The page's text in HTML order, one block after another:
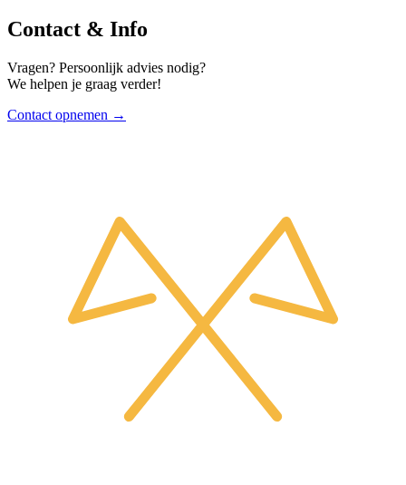
Contact & Info
Vragen? Persoonlijk advies nodig?
We helpen je graag verder!
Contact opnemen →